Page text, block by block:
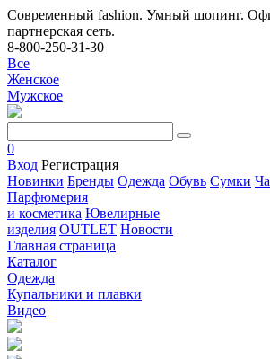
Современный fashion. Умный шопинг.
партнерская сеть.
8-800-250-31-30
Все
Женское
Мужское
0
Вход Регистрация
Новинки Бренды Одежда Обувь Сумки
Парфюмерия
и косметика Ювелирные
изделия OUTLET Новости
Главная страница
Каталог
Одежда
Купальники и плавки
Видео